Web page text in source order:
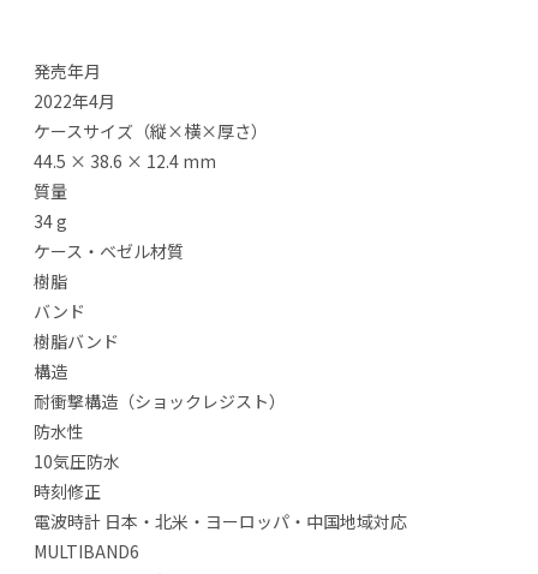
発売年月
2022年4月
ケースサイズ（縦×横×厚さ）
44.5 × 38.6 × 12.4 mm
質量
34 g
ケース・ベゼル材質
樹脂
バンド
樹脂バンド
構造
耐衝撃構造（ショックレジスト）
防水性
10気圧防水
時刻修正
電波時計 日本・北米・ヨーロッパ・中国地域対応
MULTIBAND6